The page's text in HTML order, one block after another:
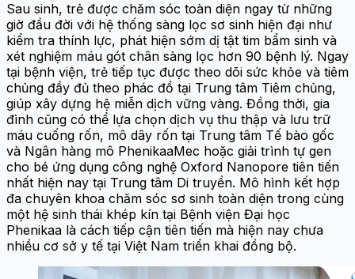
Sau sinh, trẻ được chăm sóc toàn diện ngay từ những
giờ đầu đời với hệ thống sàng lọc sơ sinh hiện đại như
kiểm tra thính lực, phát hiện sớm dị tật tim bẩm sinh và
xét nghiệm máu gót chân sàng lọc hơn 90 bệnh lý. Ngay
tại bệnh viện, trẻ tiếp tục được theo dõi sức khỏe và tiêm
chủng đầy đủ theo phác đồ tại Trung tâm Tiêm chủng,
giúp xây dựng hệ miễn dịch vững vàng. Đồng thời, gia
đình cũng có thể lựa chọn dịch vụ thu thập và lưu trữ
máu cuống rốn, mô dây rốn tại Trung tâm Tế bào gốc
và Ngân hàng mô PhenikaaMec hoặc giải trình tự gen
cho bé ứng dụng công nghệ Oxford Nanopore tiên tiến
nhất hiện nay tại Trung tâm Di truyền. Mô hình kết hợp
đa chuyên khoa chăm sóc sơ sinh toàn diện trong cùng
một hệ sinh thái khép kín tại Bệnh viện Đại học
Phenikaa là cách tiếp cận tiên tiến mà hiện nay chưa
nhiều cơ sở y tế tại Việt Nam triển khai đồng bộ.